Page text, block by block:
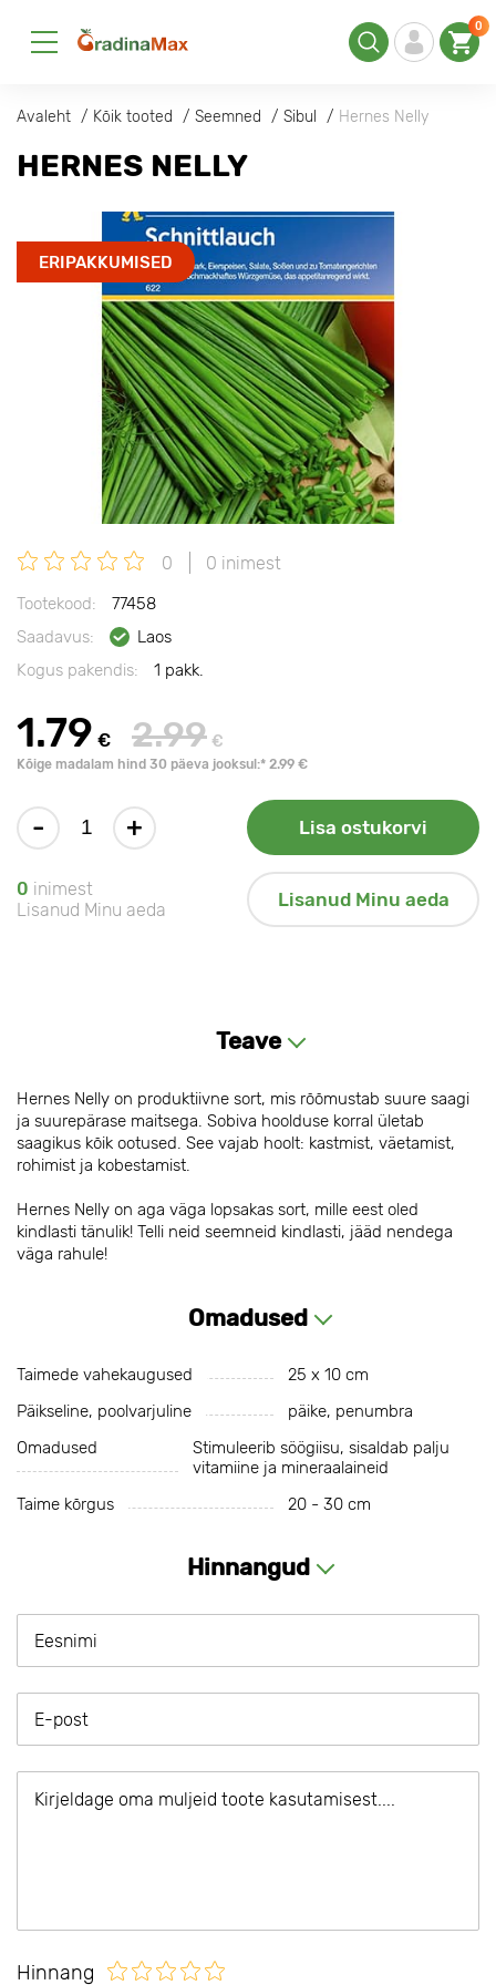
0
Avaleht Kõik tooted Seemned Sibul Hernes Nelly
HERNES NELLY
ERIPAKKUMISED
0 0 inimest
Tootekood:
77458
Saadavus:
Laos
Kogus pakendis:
1 pakk.
1.79 € 2.99 €
Kõige madalam hind 30 päeva jooksul:* 2.99 €
- + Lisa ostukorvi
0 inimest
Lisanud Minu aeda
Lisanud Minu aeda
Teave
Hernes Nelly on produktiivne sort, mis rõõmustab suure saagi
ja suurepärase maitsega. Sobiva hoolduse korral ületab
saagikus kõik ootused. See vajab hoolt: kastmist, väetamist,
rohimist ja kobestamist.
Hernes Nelly on aga väga lopsakas sort, mille eest oled
kindlasti tänulik! Telli neid seemneid kindlasti, jääd nendega
väga rahule!
Omadused
Taimede vahekaugused
25 х 10 cm
Päikseline, poolvarjuline
päike, penumbra
Omadused
Stimuleerib söögiisu, sisaldab palju
vitamiine ja mineraalaineid
Taime kõrgus
20 - 30 cm
Hinnangud
Hinnang